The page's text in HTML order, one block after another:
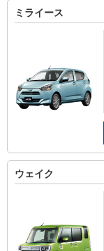
ミライース
ウェイク